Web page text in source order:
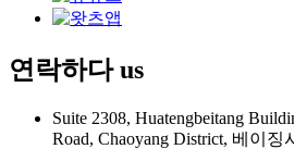
연락하다us
Suite 2308, Huatengbeitang
Road, Chaoyang District, 베이징